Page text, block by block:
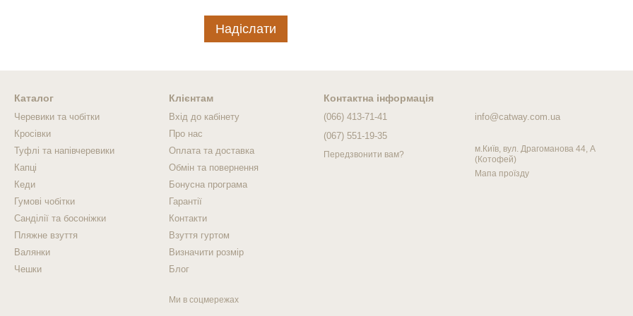
Надіслати
Каталог
Черевики та чобітки
Кросівки
Туфлі та напівчеревики
Капці
Кеди
Гумові чобітки
Санділії та босоніжки
Пляжне взуття
Валянки
Чешки
Клієнтам
Вхід до кабінету
Про нас
Оплата та доставка
Обмін та повернення
Бонусна програма
Гарантії
Контакти
Взуття гуртом
Визначити розмір
Блог
Ми в соцмережах
Контактна інформація
(066) 413-71-41
(067) 551-19-35
Передзвонити вам?
info@catway.com.ua
м.Київ, вул. Драгоманова 44, А
(Котофей)
Мапа проїзду